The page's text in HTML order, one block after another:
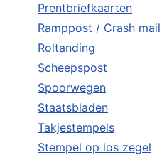
Prentbriefkaarten
Ramppost / Crash mail
Roltanding
Scheepspost
Spoorwegen
Staatsbladen
Takjestempels
Stempel op los zegel